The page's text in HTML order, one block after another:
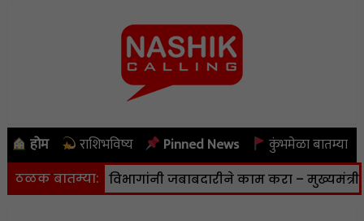
होम राशिभविष्य Pinned News कुंभमेळा बातम्या
ठळक बातम्या:
नाही; विभागांनी जबाबदारीने काम करा – मुख्यमंत्री |